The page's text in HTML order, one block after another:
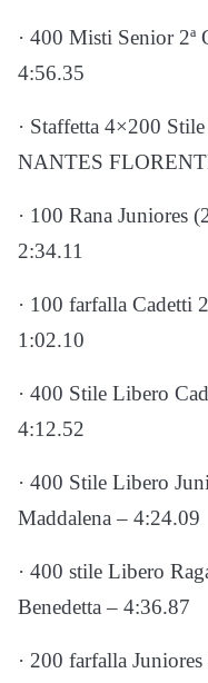
· 400 Misti Senior
4:56.35
· Staffetta 4×200
NANTES
· 100 Rana Juniores
2:34.11
· 100 farfalla Cadetti
1:02.10
· 400 Stile Libero
4:12.52
· 400 Stile Libero
Maddalena – 4:24.09
· 400 stile Libero
Benedetta – 4:36.87
· 200 farfalla